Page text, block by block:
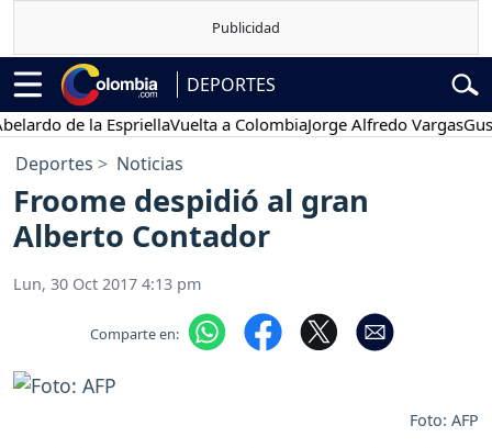
DEPORTES
de la EspriellaVuelta a ColombiaJorge Alfredo Vargas
Deportes Noticias
Froome despidió al gran
Alberto Contador
Lun, 30 Oct 2017 4:13 pm
Comparte en:
Foto: AFP